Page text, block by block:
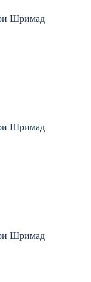
Шримад
Шримад
Шримад